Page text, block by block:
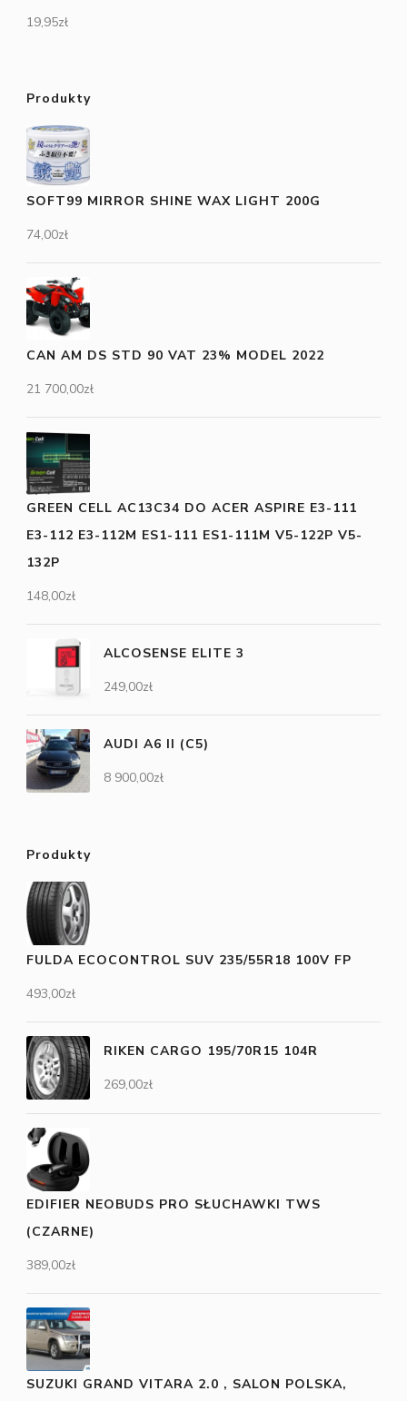
19,95zł
Produkty
SOFT99 MIRROR SHINE WAX LIGHT 200G
74,00zł
CAN AM DS STD 90 VAT 23% MODEL 2022
21 700,00zł
GREEN CELL AC13C34 DO ACER ASPIRE E3-111
E3-112 E3-112M ES1-111 ES1-111M V5-122P V5-
132P
148,00zł
ALCOSENSE ELITE 3
249,00zł
AUDI A6 II (C5)
8 900,00zł
Produkty
FULDA ECOCONTROL SUV 235/55R18 100V FP
493,00zł
RIKEN CARGO 195/70R15 104R
269,00zł
EDIFIER NEOBUDS PRO SŁUCHAWKI TWS
(CZARNE)
389,00zł
SUZUKI GRAND VITARA 2.0 , SALON POLSKA,